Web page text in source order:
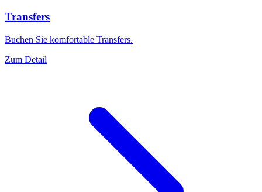
Transfers
Buchen Sie komfortable Transfers.
Zum Detail